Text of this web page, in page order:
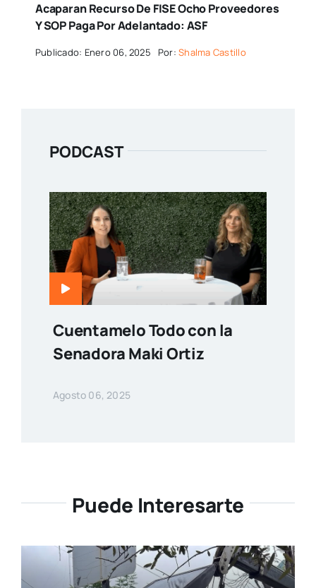
Acaparan Recurso De FISE Ocho Proveedores
Y SOP Paga Por Adelantado: ASF
Publicado: Enero 06, 2025 Por:Shalma Castillo
PODCAST
Cuentamelo Todo con la
Senadora Maki Ortiz
Agosto 06, 2025
Puede Interesarte